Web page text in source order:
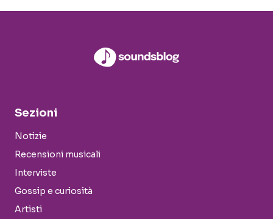
Sezioni
Notizie
Recensioni musicali
Interviste
Gossip e curiosità
Artisti